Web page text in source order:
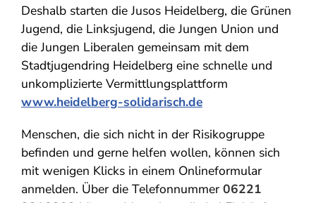
Deshalb starten die Jusos Heidelberg, die Grünen
Jugend, die Linksjugend, die Jungen Union und
die Jungen Liberalen gemeinsam mit dem
Stadtjugendring Heidelberg eine schnelle und
unkomplizierte Vermittlungsplattform
www.heidelberg-solidarisch.de
Menschen, die sich nicht in der Risikogruppe
befinden und gerne helfen wollen, können sich
mit wenigen Klicks in einem Onlineformular
anmelden. Über die Telefonnummer 06221